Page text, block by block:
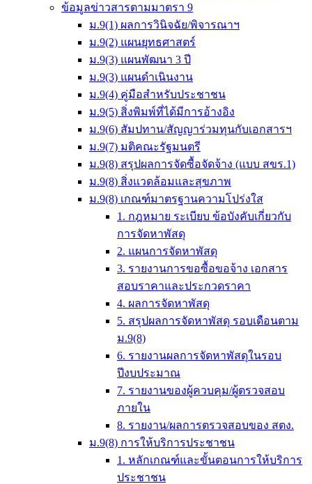
ข้อมูลข่าวสารตามมาตรา 9
ม.9(1) ผลการวินิจฉัย/พิจารณาฯ
ม.9(2) แผนยุทธศาสตร์
ม.9(3) แผนพัฒนา 3 ปี
ม.9(3) แผนดำเนินงาน
ม.9(4) คู่มือสำหรับประชาชน
ม.9(5) สิ่งพิมพ์ที่ได้มีการอ้างอิง
ม.9(6) สัมปทาน/สัญญาร่วมทุนกับเอกสารฯ
ม.9(7) มติคณะรัฐมนตรี
ม.9(8) สรุปผลการจัดซื้อจัดจ้าง (แบบ สขร.1)
ม.9(8) สิ่งแวดล้อมและสุขภาพ
ม.9(8) เกณฑ์มาตรฐานความโปร่งใส
1. กฎหมาย ระเบียบ ข้อบังคับเกี่ยวกับ
การจัดหาพัสดุ
2. แผนการจัดหาพัสดุ
3. รายงานการขอซื้อขอจ้าง เอกสาร
สอบราคาและประกวดราคา
4. ผลการจัดหาพัสดุ
5. สรุปผลการจัดหาพัสดุ รอบเดือนตาม
ม.9(8)
6. รายงานผลการจัดหาพัสดุในรอบ
ปีงบประมาณ
7. รายงานของผู้ควบคุม/ผู้ตรวจสอบ
ภายใน
8. รายงาน/ผลการตรวจสอบของ สตง.
ม.9(8) การให้บริการประชาชน
1. หลักเกณฑ์และขั้นตอนการให้บริการ
ประชาชน